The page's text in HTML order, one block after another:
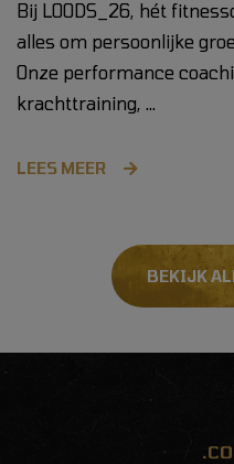
Bij LOODS_26, hét
alles om persoonlijke
Onze performance
krachttraining, …
LEES MEER
BEKIJK